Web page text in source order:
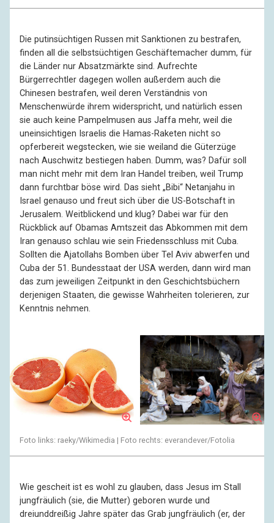
Die putinsüchtigen Russen mit Sanktionen zu bestrafen,
finden all die selbstsüchtigen Geschäftemacher dumm, für
die Länder nur Absatzmärkte sind. Aufrechte
Bürgerrechtler dagegen wollen außerdem auch die
Chinesen bestrafen, weil deren Verständnis von
Menschenwürde ihrem widerspricht, und natürlich essen
sie auch keine Pampelmusen aus Jaffa mehr, weil die
uneinsichtigen Israelis die Hamas-Raketen nicht so
opferbereit wegstecken, wie sie weiland die Güterzüge
nach Auschwitz bestiegen haben. Dumm, was? Dafür soll
man nicht mehr mit dem Iran Handel treiben, weil Trump
dann furchtbar böse wird. Das sieht „Bibi“ Netanjahu in
Israel genauso und freut sich über die US-Botschaft in
Jerusalem. Weitblickend und klug? Dabei war für den
Rückblick auf Obamas Amtszeit das Abkommen mit dem
Iran genauso schlau wie sein Friedensschluss mit Cuba.
Sollten die Ajatollahs Bomben über Tel Aviv abwerfen und
Cuba der 51. Bundesstaat der USA werden, dann wird man
das zum jeweiligen Zeitpunkt in den Geschichtsbüchern
derjenigen Staaten, die gewisse Wahrheiten tolerieren, zur
Kenntnis nehmen.
Foto links: raeky/Wikimedia | Foto rechts: everandever/Fotolia
Wie gescheit ist es wohl zu glauben, dass Jesus im Stall
jungfräulich (sie, die Mutter) geboren wurde und
dreiunddreißig Jahre später das Grab jungfräulich (er, der